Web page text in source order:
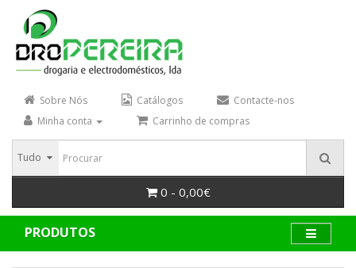
Sobre Nós Catálogos
Contacte-nos
Minha conta
Carrinho de compras
Tudo
0 - 0,00€
PRODUTOS